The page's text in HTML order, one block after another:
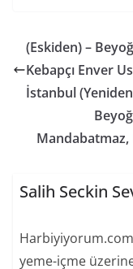
(Eskiden) –
Kebapçı Enver
İstanbul
Salih Seckin
yeme-içme